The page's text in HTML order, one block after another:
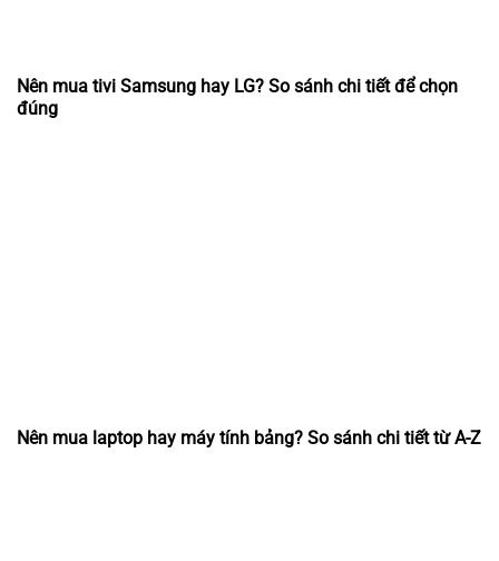
Nên mua tivi Samsung hay LG? So sánh chi tiết để chọn
đúng
Nên mua laptop hay máy tính bảng? So sánh chi tiết từ A-Z